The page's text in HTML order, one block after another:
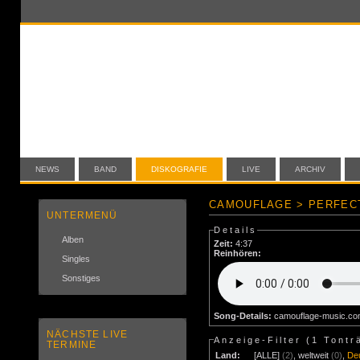
NEWS BAND DISKOGRAFIE LIVE ARCHIV
UNTERMENÜ
Alben
Singles
Sonstiges
NÄCHSTE LIVE
TERMINE
CAMOUFLAGE >
Details
Zeit: 4:37
Reinhören:
Song-Details: camouflage-
Anzeige-Filter ( 1
Land:
[ALLE] (2) ,weltweit (0)